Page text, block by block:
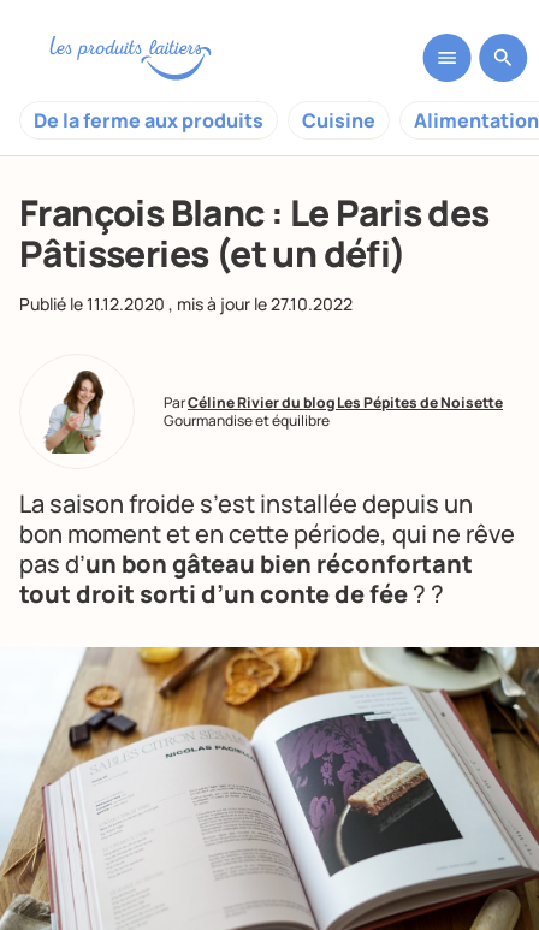
De la ferme aux produits Cuisine
François Blanc : Le Paris des
Pâtisseries (et un défi)
Publié le11.12.2020 , mis à jour le27.10.2022
ParCéline Rivier du blog Les Pépites de Noisette
Gourmandise et équilibre
La saison froide s’est installée depuis un
bon moment et en cette période, qui ne rêve
pas d’un bon gâteau bien réconfortant
tout droit sorti d’un conte de fée? ?